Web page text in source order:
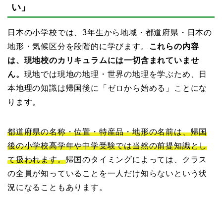
い」
日本の小学校では、3年生から地域・都道府県・日本の
地形・気候区分を段階的に学びます。
これらの内容
は、現地校のカリキュラムには一切含まれていませ
ん。 現地では現地の地理・世界の地理を学ぶため、日
本地理の知識は帰国後に「ゼロから始める」ことにな
ります。
都道府県の名称・位置・特産品・地形の名前は、帰国
後の小学校高学年や中学受験では当然の前提知識とし
て扱われます。帰国のタイミングによっては、クラス
の全員が知っていることを一人だけ知らないという状
況になることもあります。